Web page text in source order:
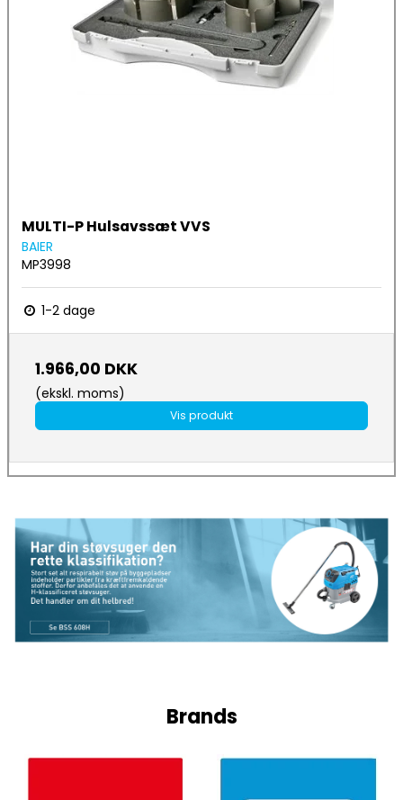
MULTI-P Hulsavssæt VVS
BAIER
MP3998
1-2 dage
1.966,00 DKK
(ekskl. moms)
Vis produkt
Brands